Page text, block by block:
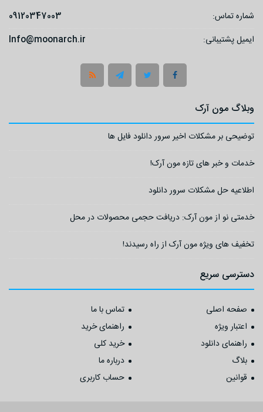
شماره تماس:
09120347003
ایمیل پشتیبانی:
Info@moonarch.ir
وبلاگ مون آرک
توضیحی بر مشکلات اخیر سرور دانلود فایل ها
خدمات و خبر های تازه مون آرک!
اطلاعیه حل مشکلات سرور دانلود
خدمتی نو از مون آرک: دریافت حجمی محصولات در محل
تخفیف های ویژه مون آرک از راه رسیدند!
دسترسی سریع
صفحه اصلی
تماس با ما
اعتبار ویژه
راهنمای خرید
راهنمای دانلود
خرید کلی
بلاگ
درباره ما
قوانین
حساب کاربری